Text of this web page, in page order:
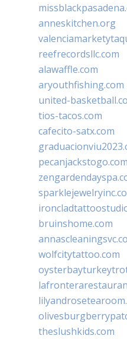
anneskitchen.org
reefrecordsllc.com
alawaffle.com
aryouthfishing.com
united-
tios-tacos.com
cafecito-satx.com
pecanjackstogo.com
bruinshome.com
wolfcitytattoo.com
theslushkids.com